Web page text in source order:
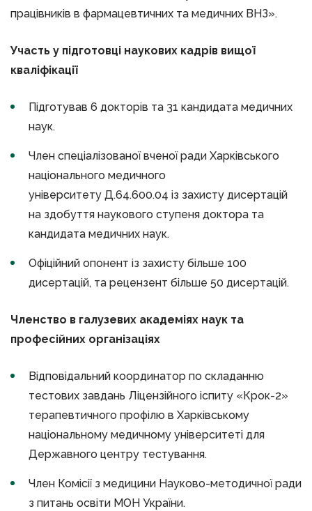
працівників в фармацевтичних та медичних ВНЗ».
Участь у підготовці наукових кадрів вищої
кваліфікації
Підготував 6 докторів та 31 кандидата медичних
наук.
Член спеціалізованої вченої ради Харківського
національного медичного
університету Д.64.600.04 із захисту дисертацій
на здобуття наукового ступеня доктора та
кандидата медичних наук.
Офіційний опонент із захисту більше 100
дисертацій, та рецензент більше 50 дисертацій.
Членство в галузевих академіях наук та
професійних організаціях
Відповідальний координатор по складанню
тестових завдань Ліцензійного іспиту «Крок-2»
терапевтичного профілю в Харківському
національному медичному університеті для
Державного центру тестування.
Член Комісії з медицини Науково-методичної ради
з питань освіти МОН України.